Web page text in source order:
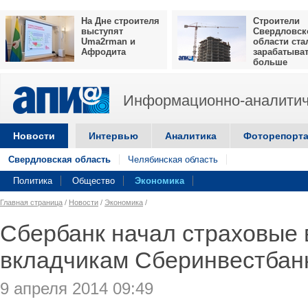
На Дне строителя
выступят
Uma2rman и
Афродита
Строители
области
больше
Информационно-
Новости Интервью Аналитика
Свердловская область Челябинская область
Политика Общество Экономика
Главная страница / Новости / Экономика /
Сбербанк начал страховые
вкладчикам
9 апреля 2014 09:49